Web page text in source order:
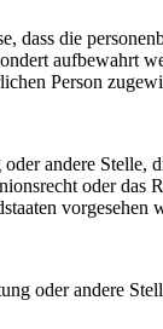
dass die
aufbewahrt
Person
andere
oder
vorgesehen
oder andere